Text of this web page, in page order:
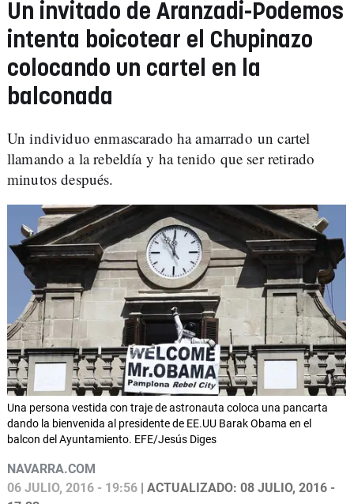
Un invitado de Aranzadi-Podemos
intenta boicotear el Chupinazo
colocando un cartel en la
balconada
Un individuo enmascarado ha amarrado un cartel
llamando a la rebeldía y ha tenido que ser retirado
minutos después.
Una persona vestida con traje de astronauta coloca una pancarta
dando la bienvenida al presidente de EE.UU Barak Obama en el
balcon del Ayuntamiento. EFE/Jesús Diges
NAVARRA.COM
06 JULIO, 2016 - 19:56 | ACTUALIZADO: 08 JULIO, 2016 -